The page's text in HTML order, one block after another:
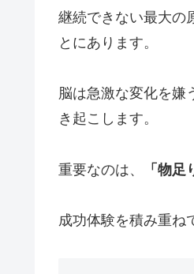
継続できない最大の
とにあります。
脳は急激な変化を嫌
き起こします。
重要なのは、 「物
成功体験を積み重ね